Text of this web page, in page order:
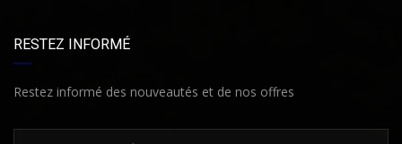
RESTEZ INFORMÉ
Restez informé des nouveautés et de nos offres